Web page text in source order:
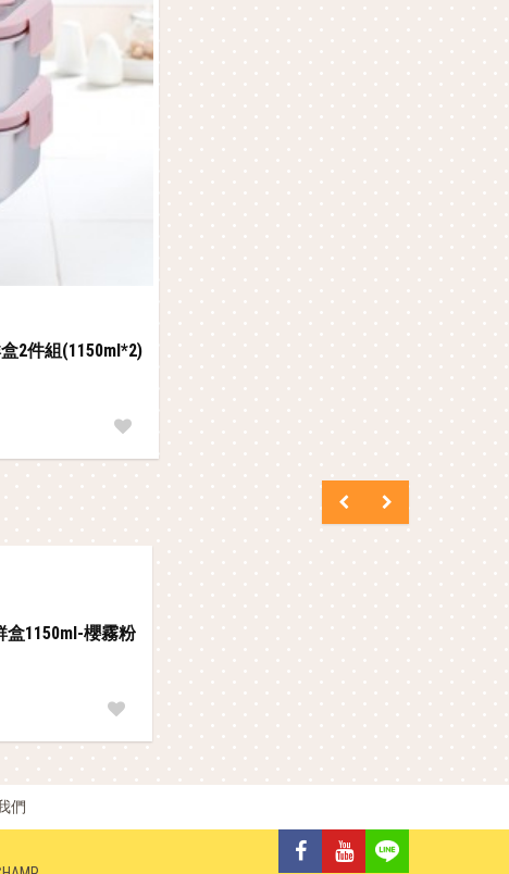
2件組(1150ml*2)
盒1150ml-櫻霧粉
們